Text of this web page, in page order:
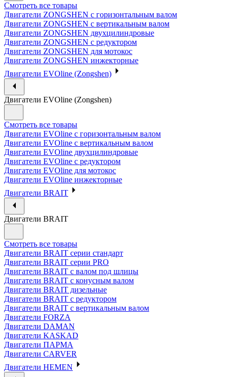
Смотреть все товары
Двигатели ZONGSHEN с горизонтальным валом
Двигатели ZONGSHEN с вертикальным валом
Двигатели ZONGSHEN двухцилиндровые
Двигатели ZONGSHEN с редуктором
Двигатели ZONGSHEN для мотокос
Двигатели ZONGSHEN инжекторные
Двигатели EVOline (Zongshen)
Двигатели EVOline (Zongshen)
Смотреть все товары
Двигатели EVOline с горизонтальным валом
Двигатели EVOline с вертикальным валом
Двигатели EVOline двухцилиндровые
Двигатели EVOline с редуктором
Двигатели EVOline для мотокос
Двигатели EVOline инжекторные
Двигатели BRAIT
Двигатели BRAIT
Смотреть все товары
Двигатели BRAIT серии стандарт
Двигатели BRAIT серии PRO
Двигатели BRAIT с валом под шлицы
Двигатели BRAIT с конусным валом
Двигатели BRAIT дизельные
Двигатели BRAIT с редуктором
Двигатели BRAIT с вертикальным валом
Двигатели FORZA
Двигатели DAMAN
Двигатели KASKAD
Двигатели ПАРМА
Двигатели CARVER
Двигатели HEMEN